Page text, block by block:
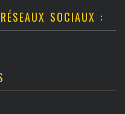
SOCIAUX :